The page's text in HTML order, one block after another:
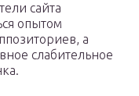
сайта
опытом
а
слабительное